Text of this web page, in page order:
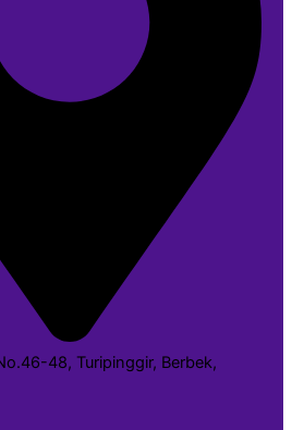
48, Turipinggir, Berbek,